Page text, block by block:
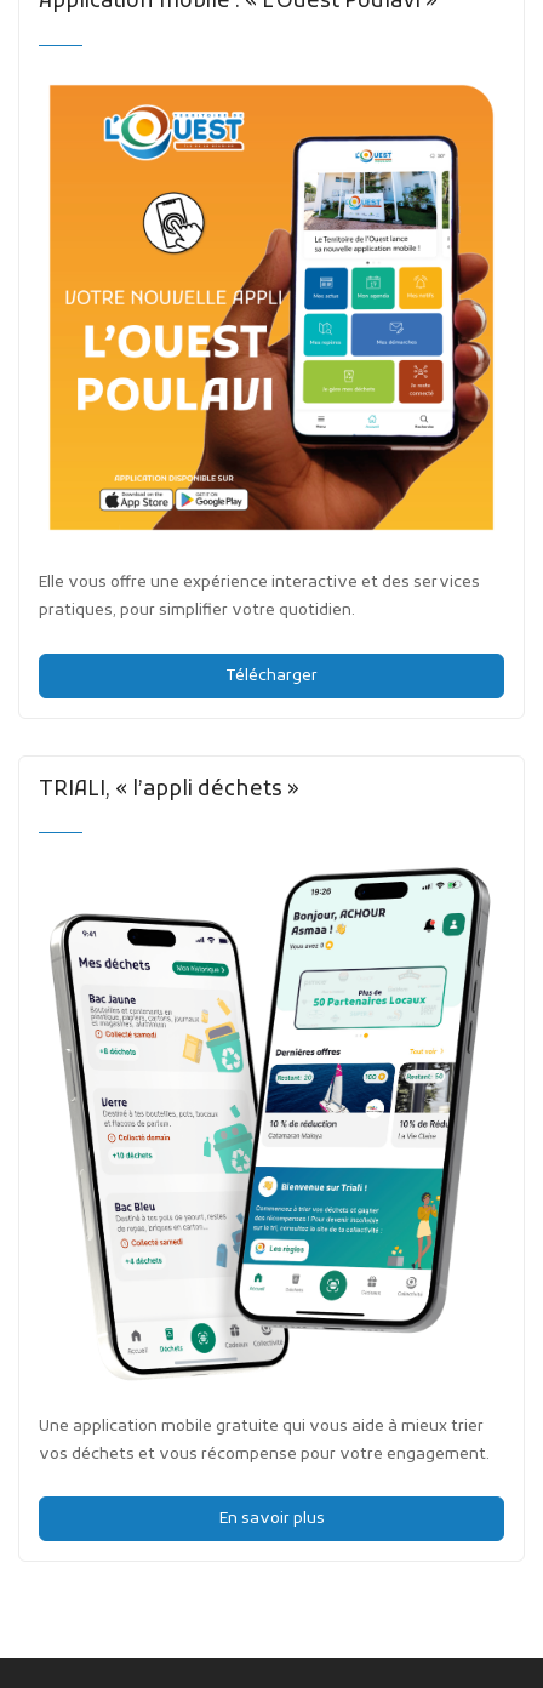
Elle vous offre une expérience interactive et des services
pratiques, pour simplifier votre quotidien.
Télécharger
TRIALI, « l’appli déchets »
Une application mobile gratuite qui vous aide à mieux trier
vos déchets et vous récompense pour votre engagement.
En savoir plus